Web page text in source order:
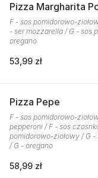
Pizza Margharita
F - sos pomidorowo-
- ser mozzarella / G - sos
oregano
53,99 zł
Pizza Pepe
F - sos pomidorowo-
pepperoni / F - sos
pomidorowo-ziołowy / G
/ G - oregano
58,99 zł